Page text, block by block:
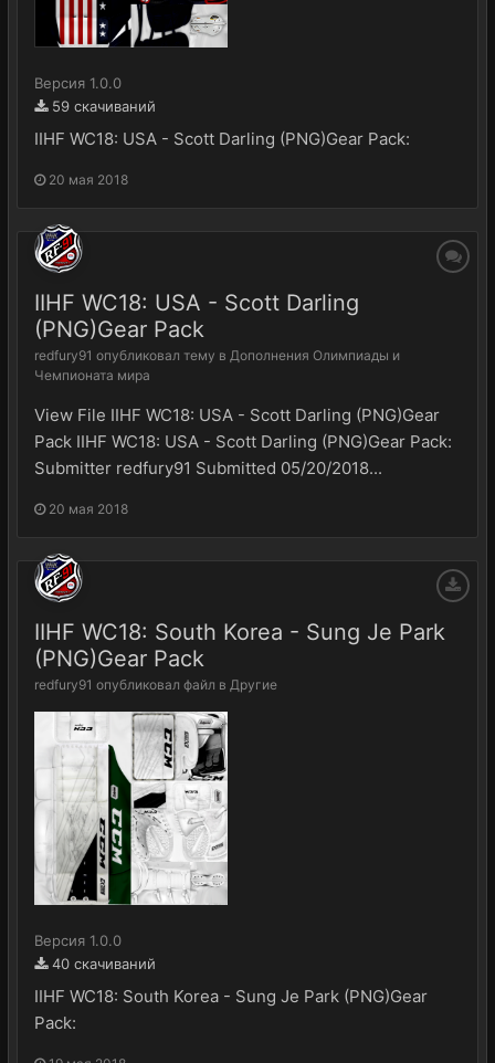
Версия 1.0.0
59 скачиваний
IIHF WC18: USA - Scott Darling (PNG)Gear Pack:
20 мая 2018
IIHF WC18: USA - Scott Darling
(PNG)Gear Pack
redfury91 опубликовал тему в Дополнения Олимпиады и
Чемпионата мира
View File IIHF WC18: USA - Scott Darling (PNG)Gear
Pack IIHF WC18: USA - Scott Darling (PNG)Gear Pack:
Submitter redfury91 Submitted 05/20/2018...
20 мая 2018
IIHF WC18: South Korea - Sung Je Park
(PNG)Gear Pack
redfury91 опубликовал файл в Другие
Версия 1.0.0
40 скачиваний
IIHF WC18: South Korea - Sung Je Park (PNG)Gear
Pack: